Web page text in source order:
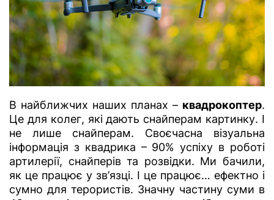
В найближчих наших планах – квадрокоптер.
Це для колег, які дають снайперам картинку. І
не лише снайперам. Своєчасна візуальна
інформація з квадрика – 90% успіху в роботі
артилерії, снайперів та розвідки. Ми бачили,
як це працює у зв’язці. І це працює… ефектно і
сумно для терористів. Значну частину суми в